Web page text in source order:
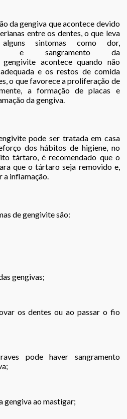
da gengiva que acontece devido
entre os dentes, o que leva
sintomas como dor,
e sangramento da
acontece quando não
e os restos de comida
o que favorece a proliferação de
a formação de placas e
da gengiva.
pode ser tratada em casa
dos hábitos de higiene, no
tártaro, é recomendado que o
que o tártaro seja removido e,
a inflamação.
de gengivite são:
gengivas;
os dentes ou ao passar o fio
pode haver sangramento
gengiva ao mastigar;